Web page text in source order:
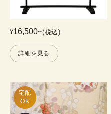
¥16,500~(税込)
詳細を見る
宅配
OK